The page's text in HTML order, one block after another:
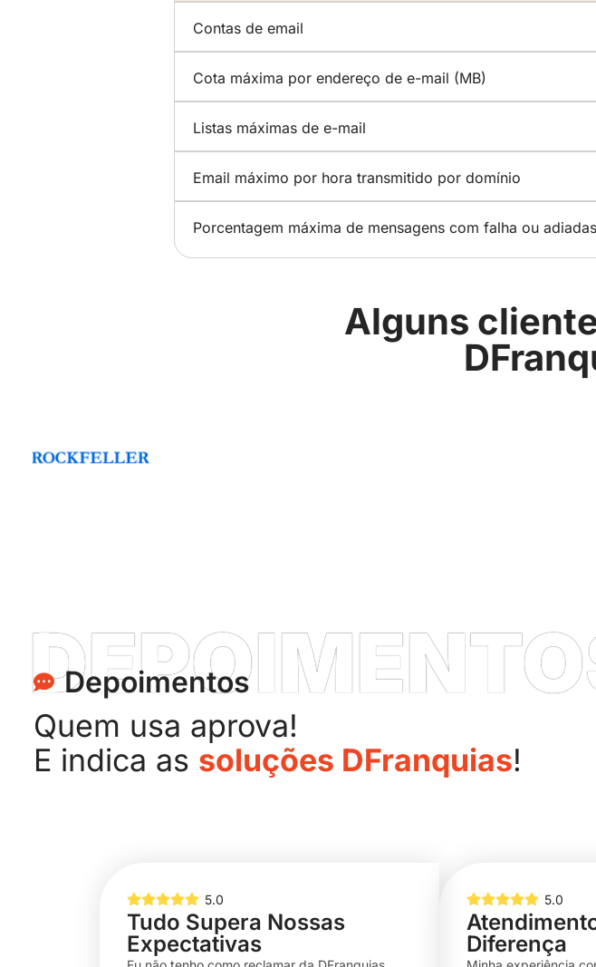
Contas de email
Cota máxima por endereço de e-mail (MB)
Listas máximas de e-mail
Email máximo por hora transmitido por domínio
Porcentagem máxima de mensagens com falha ou
Alguns
Depoimentos
Quem usa aprova!
E indica as soluções DFranquias!
5.0
Tudo Supera Nossas
Expectativas
5.0
Diferença